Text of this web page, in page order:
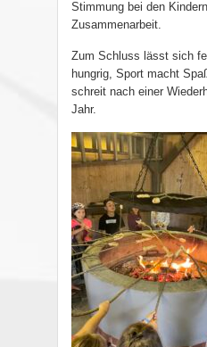
Stimmung bei den
Zusammenarbeit.
Zum Schluss lässt sich
hungrig, Sport macht
schreit nach einer
Jahr.